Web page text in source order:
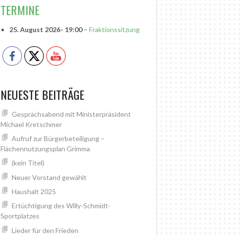
TERMINE
25. August 2026- 19:00– Fraktionssitzung
NEUESTE BEITRÄGE
Gesprächsabend mit Ministerpräsident
Michael Kretschmer
Aufruf zur Bürgerbeteiligung –
Flächennutzungsplan Grimma
(kein Titel)
Neuer Vorstand gewählt
Haushalt 2025
Ertüchtigung des Willy-Schmidt-
Sportplatzes
Lieder für den Frieden